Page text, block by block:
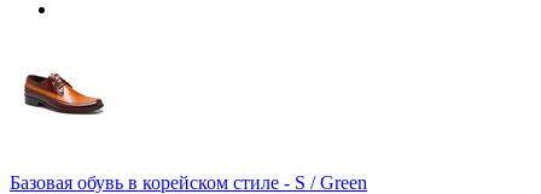
Базовая обувь в корейском стиле - S / Green